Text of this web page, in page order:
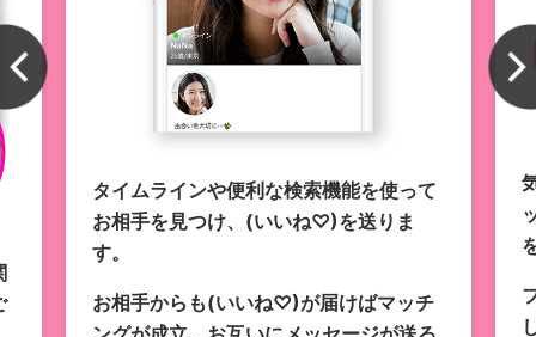
タイムラインや便利な検索機能を使って
お相手を見つけ、(いいね♡)を送りま
す。
お相手からも(いいね♡)が届けばマッチ